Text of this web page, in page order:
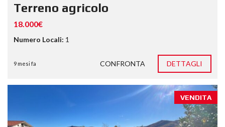
Terreno agricolo
18.000€
Numero Locali: 1
9 mesi fa CONFRONTA DETTAGLI
VENDITA